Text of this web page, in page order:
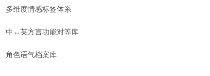
多维度情感标签体系
中↔英方言功能对等库
角色语气档案库